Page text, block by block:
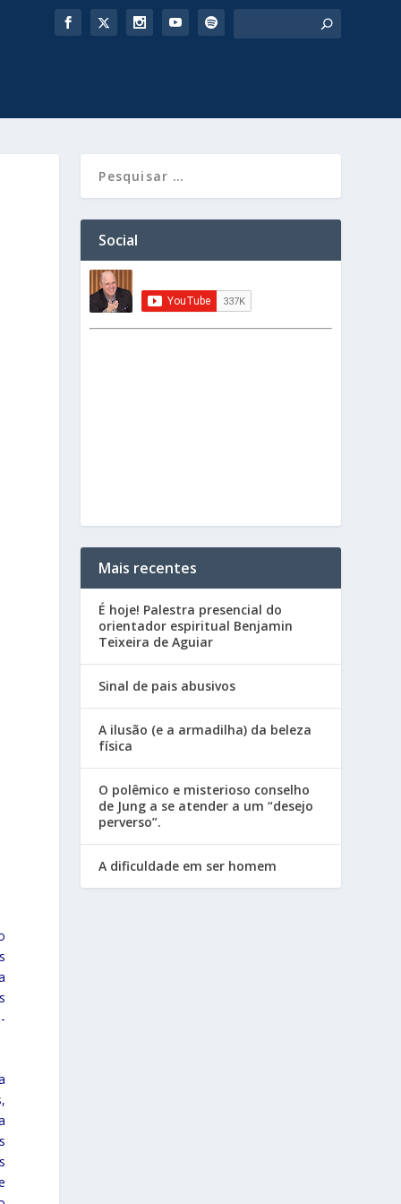
Social
Mais recentes
É hoje! Palestra presencial do
orientador espiritual Benjamin
Teixeira de Aguiar
Sinal de pais abusivos
A ilusão (e a armadilha) da beleza
física
O polêmico e misterioso conselho
de Jung a se atender a um “desejo
perverso”.
A dificuldade em ser homem